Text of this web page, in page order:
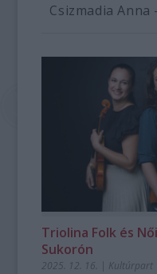
Csizmadia Anna
Triolina Folk és
Sukorón
2025. 12. 16. | Kultúrpart